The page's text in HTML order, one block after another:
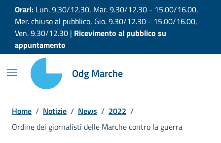
Vai ai contenuti
Vai al footer
Orari: Lun. 9.30/12.30, Mar. 9.30/12.30 - 15.00/16.00,
Mer. chiuso al pubblico, Gio. 9.30/12.30 - 15.00/16.00,
Ven. 9.30/12.30 | Ricevimento al pubblico su
appuntamento
Odg Marche
Home / Notizie / News / 2022 /
Ordine dei giornalisti delle Marche contro la guerra